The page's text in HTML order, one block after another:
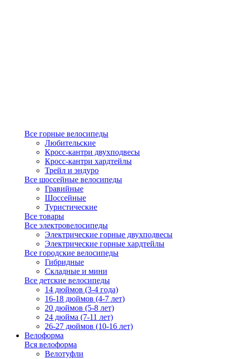
Все горные велосипеды
Любительские
Кросс-кантри двухподвесы
Кросс-кантри хардтейлы
Трейл и эндуро
Все шоссейные велосипеды
Гравийные
Шоссейные
Туристические
Все товары
Все электровелосипеды
Электрические горные двухподвесы
Электрические горные хардтейлы
Все городские велосипеды
Гибридные
Складные и мини
Все детские велосипеды
14 дюймов (3-4 года)
16-18 дюймов (4-7 лет)
20 дюймов (5-8 лет)
24 дюйма (7-11 лет)
26-27 дюймов (10-16 лет)
Велоформа
Вся велоформа
Велотуфли